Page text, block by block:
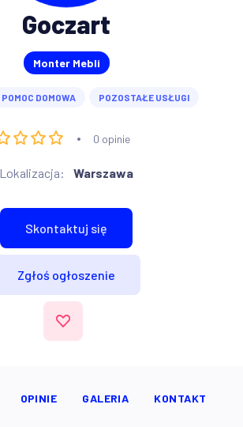
Goczart
Monter Mebli
POMOC DOMOWA POZOSTAŁE USŁUGI
0 opinie
Lokalizacja: Warszawa
Skontaktuj się
Zgłoś ogłoszenie
OPINIE GALERIA KONTAKT